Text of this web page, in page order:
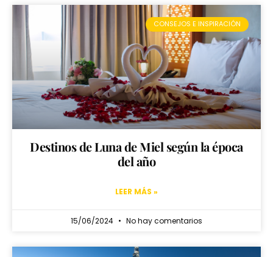
CONSEJOS E INSPIRACIÓN
Destinos de Luna de Miel según la época
del año
LEER MÁS »
15/06/2024 No hay comentarios